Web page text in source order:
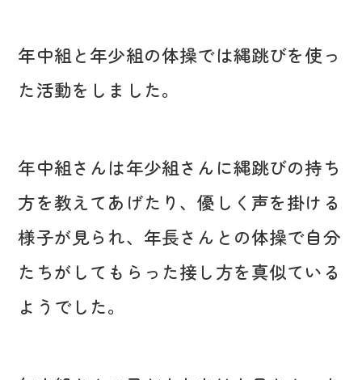
年中組と年少組の体操では縄跳びを使っ
た活動をしました。
年中組さんは年少組さんに縄跳びの持ち
方を教えてあげたり、優しく声を掛ける
様子が見られ、年長さんとの体操で自分
たちがしてもらった接し方を真似ている
ようでした。